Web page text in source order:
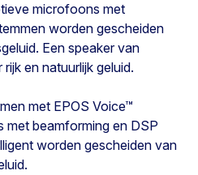
microfoons met
worden gescheiden
Een speaker van
en natuurlijk geluid.
met EPOS Voice™
beamforming en DSP
worden gescheiden van